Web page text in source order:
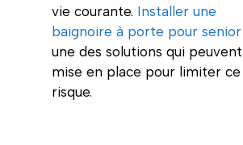
vie courante. Installer une
baignoire à porte pour senior
une des solutions qui
mise en place pour limiter ce
risque.